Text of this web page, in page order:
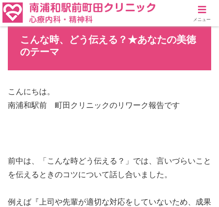
こんな時、どう伝える？★あなたの美徳
のテーマ
こんにちは。
南浦和駅前 町田クリニックのリワーク報告です
前中は、「こんな時どう伝える？」では、言いづらいこと
を伝えるときのコツについて話し合いました。
例えば『上司や先輩が適切な対応をしていないため、成果
メニュー